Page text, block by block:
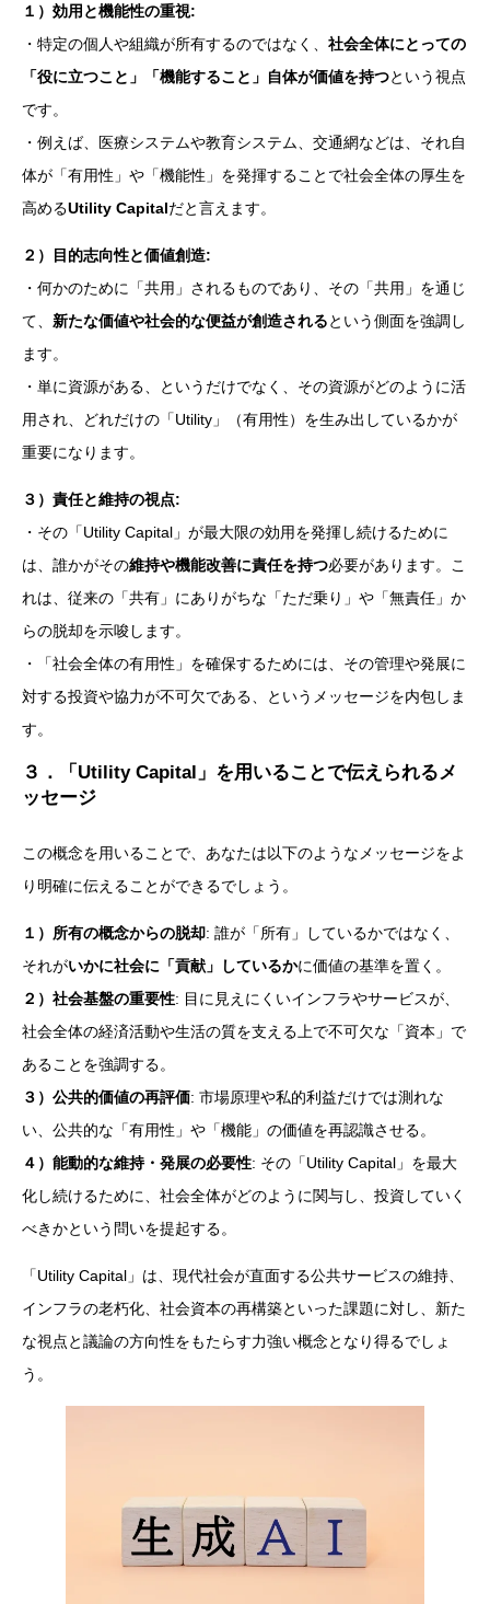
１）効用と機能性の重視:
・特定の個人や組織が所有するのではなく、 社会全体にとっての
「役に立つこと」「機能すること」自体が価値を持つという視点
です。
・例えば、医療システムや教育システム、交通網などは、それ自
体が「有用性」や「機能性」を発揮することで社会全体の厚生を
高めるUtility Capitalだと言えます。
２）目的志向性と価値創造:
・何かのために「共用」されるものであり、その「共用」を通じ
て、 新たな価値や社会的な便益が創造されるという側面を強調し
ます。
・単に資源がある、というだけでなく、その資源がどのように活
用され、どれだけの「Utility」（有用性）を生み出しているかが
重要になります。
３）責任と維持の視点:
・その「Utility Capital」が最大限の効用を発揮し続けるために
は、誰かがその維持や機能改善に責任を持つ必要があります。こ
れは、従来の「共有」にありがちな「ただ乗り」や「無責任」か
らの脱却を示唆します。
・「社会全体の有用性」を確保するためには、その管理や発展に
対する投資や協力が不可欠である、というメッセージを内包しま
す。
３．「Utility Capital」を用いることで伝えられるメ
ッセージ
この概念を用いることで、あなたは以下のようなメッセージをよ
り明確に伝えることができるでしょう。
１）所有の概念からの脱却: 誰が「所有」しているかではなく、
それがいかに社会に「貢献」しているかに価値の基準を置く。
２）社会基盤の重要性: 目に見えにくいインフラやサービスが、
社会全体の経済活動や生活の質を支える上で不可欠な「資本」で
あることを強調する。
３）公共的価値の再評価: 市場原理や私的利益だけでは測れな
い、公共的な「有用性」や「機能」の価値を再認識させる。
４）能動的な維持・発展の必要性: その「Utility Capital」を最大
化し続けるために、社会全体がどのように関与し、投資していく
べきかという問いを提起する。
「Utility Capital」は、現代社会が直面する公共サービスの維持、
インフラの老朽化、社会資本の再構築といった課題に対し、新た
な視点と議論の方向性をもたらす力強い概念となり得るでしょ
う。